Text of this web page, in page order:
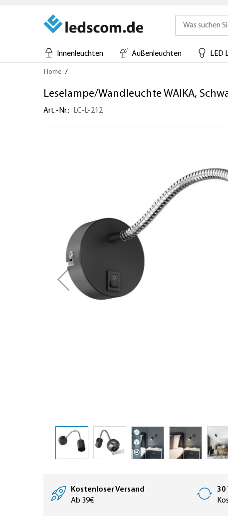
Innenleuchten Außenleuchten LED
Home
Leselampe/Wandleuchte WAIKA,
Art.-Nr. LC-L-212
Bildergalerie
Kostenloser Versand
Ab 39€
30